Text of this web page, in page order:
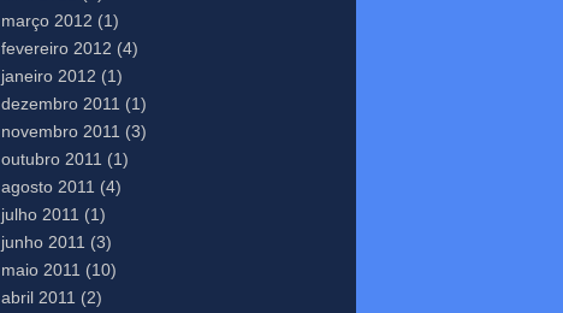
março 2012 (1)
fevereiro 2012 (4)
janeiro 2012 (1)
dezembro 2011 (1)
novembro 2011 (3)
outubro 2011 (1)
agosto 2011 (4)
julho 2011 (1)
junho 2011 (3)
maio 2011 (10)
abril 2011 (2)